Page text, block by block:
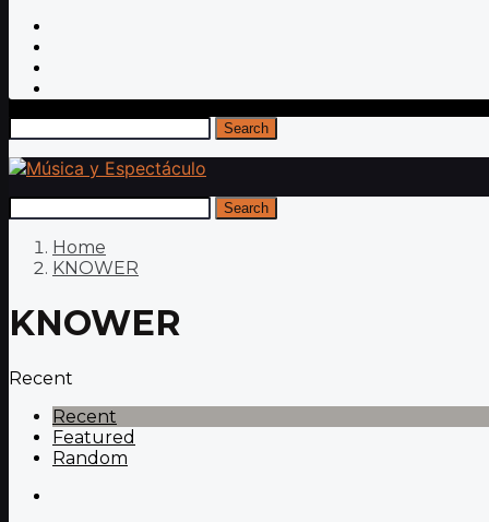
Search
Search
Home
KNOWER
KNOWER
Recent
Recent
Featured
Random